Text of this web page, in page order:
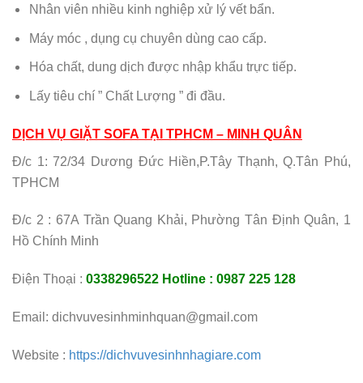
Nhân viên nhiều kinh nghiệp xử lý vết bẩn.
Máy móc , dụng cụ chuyên dùng cao cấp.
Hóa chất, dung dịch được nhập khẩu trực tiếp.
Lấy tiêu chí ” Chất Lượng ” đi đầu.
DỊCH VỤ GIẶT SOFA TẠI TPHCM – MINH QUÂN
Đ/c 1: 72/34 Dương Đức Hiền,P.Tây Thạnh, Q.Tân Phú,
TPHCM
Đ/c 2 : 67A Trần Quang Khải, Phường Tân Định Quân, 1
Hồ Chính Minh
Điện Thoại : 0338296522 Hotline : 0987 225 128
Email: dichvuvesinhminhquan@gmail.com
Website : https://dichvuvesinhnhagiare.com